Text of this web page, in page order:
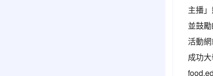
主播
並鼓
活動網
成功